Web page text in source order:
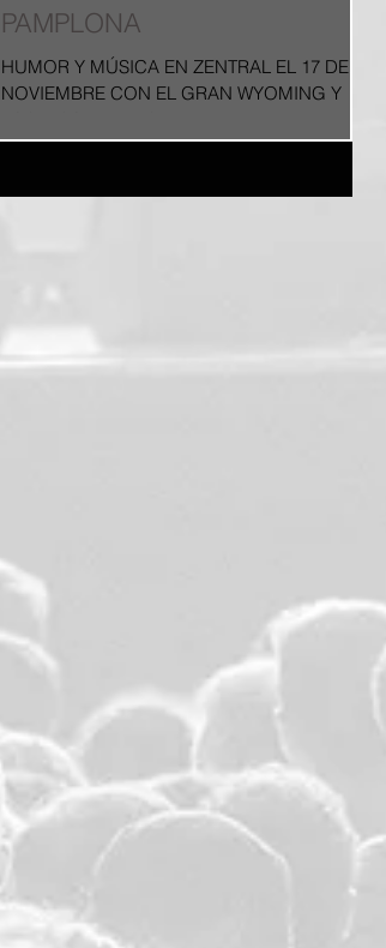
PAMPLONA
HUMOR Y MÚSICA EN ZENTRAL EL 17 DE
NOVIEMBRE CON EL GRAN WYOMING Y
conocido como El Gran Wyoming...